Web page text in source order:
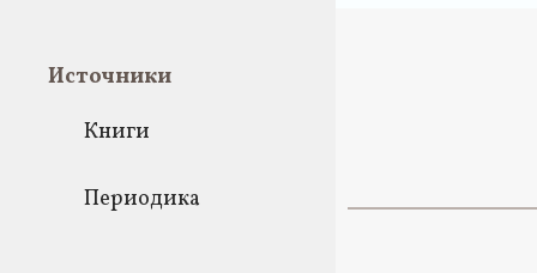
Источники
Книги
Периодика